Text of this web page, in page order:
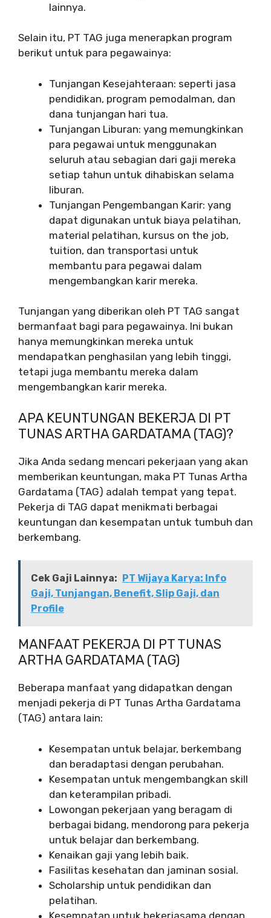
lainnya.
Selain itu, PT TAG juga menerapkan program
berikut untuk para pegawainya:
Tunjangan Kesejahteraan: seperti jasa
pendidikan, program pemodalman, dan
dana tunjangan hari tua.
Tunjangan Liburan: yang memungkinkan
para pegawai untuk menggunakan
seluruh atau sebagian dari gaji mereka
setiap tahun untuk dihabiskan selama
liburan.
Tunjangan Pengembangan Karir: yang
dapat digunakan untuk biaya pelatihan,
material pelatihan, kursus on the job,
tuition, dan transportasi untuk
membantu para pegawai dalam
mengembangkan karir mereka.
Tunjangan yang diberikan oleh PT TAG sangat
bermanfaat bagi para pegawainya. Ini bukan
hanya memungkinkan mereka untuk
mendapatkan penghasilan yang lebih tinggi,
tetapi juga membantu mereka dalam
mengembangkan karir mereka.
APA KEUNTUNGAN BEKERJA DI PT
TUNAS ARTHA GARDATAMA (TAG)?
Jika Anda sedang mencari pekerjaan yang akan
memberikan keuntungan, maka PT Tunas Artha
Gardatama (TAG) adalah tempat yang tepat.
Pekerja di TAG dapat menikmati berbagai
keuntungan dan kesempatan untuk tumbuh dan
berkembang.
Cek Gaji Lainnya:
PT Wijaya Karya: Info
Gaji, Tunjangan, Benefit, Slip Gaji, dan
Profile
MANFAAT PEKERJA DI PT TUNAS
ARTHA GARDATAMA (TAG)
Beberapa manfaat yang didapatkan dengan
menjadi pekerja di PT Tunas Artha Gardatama
(TAG) antara lain:
Kesempatan untuk belajar, berkembang
dan beradaptasi dengan perubahan.
Kesempatan untuk mengembangkan skill
dan keterampilan pribadi.
Lowongan pekerjaan yang beragam di
berbagai bidang, mendorong para pekerja
untuk belajar dan berkembang.
Kenaikan gaji yang lebih baik.
Fasilitas kesehatan dan jaminan sosial.
Scholarship untuk pendidikan dan
pelatihan.
Kesempatan untuk bekerjasama dengan